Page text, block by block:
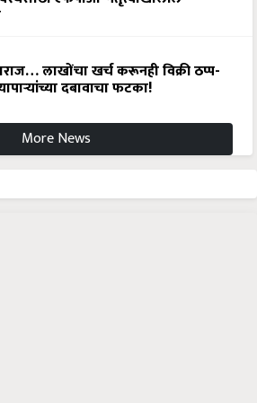
लाखोंचा खर्च करूनही विक्री ठप्प-
दबावाचा फटका!
More News